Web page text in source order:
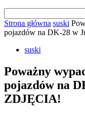
Strona główna suski
pojazdów na DK-28 w
suski
Poważny
pojazdów na
ZDJĘCIA!